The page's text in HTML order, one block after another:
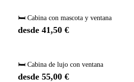
🛏️ Cabina con mascota y ventana
desde 41,50 €
🛏️ Cabina de lujo con ventana
desde 55,00 €